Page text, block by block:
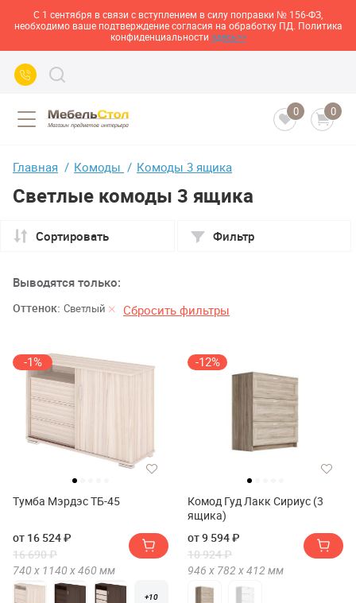
С 1 сентября в связи с вступлением в силу поправки № 156-ФЗ,
необходимо ваше подтверждение согласия на обработку ПД. Политика
конфиденциальности здесь>>
0 0
Главная Комоды Комоды 3 ящика
Светлые комоды 3 ящика
Сортировать Фильтр
Выводятся только:
Оттенок: Светлый Сбросить фильтры
-1%
Тумба Мэрдэс ТБ-45
от 16 524 ₽
16 690 ₽
740 х 1140 х460 мм
+10
-12%
Комод Гуд Лакк Сириус (3
ящика)
от 9 594 ₽
10 924 ₽
946 х 782 х412 мм